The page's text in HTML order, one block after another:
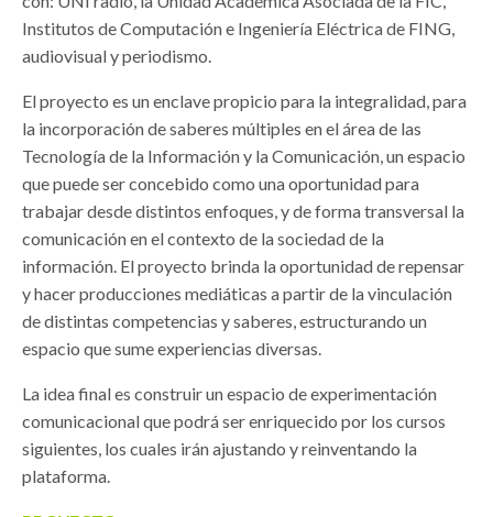
Institutos de Computación e Ingeniería Eléctrica de FING,
audiovisual y periodismo.
El proyecto es un enclave propicio para la integralidad, para
la incorporación de saberes múltiples en el área de las
Tecnología de la Información y la Comunicación, un espacio
que puede ser concebido como una oportunidad para
trabajar desde distintos enfoques, y de forma transversal la
comunicación en el contexto de la sociedad de la
información. El proyecto brinda la oportunidad de repensar
y hacer producciones mediáticas a partir de la vinculación
de distintas competencias y saberes, estructurando un
espacio que sume experiencias diversas.
La idea final es construir un espacio de experimentación
comunicacional que podrá ser enriquecido por los cursos
siguientes, los cuales irán ajustando y reinventando la
plataforma.